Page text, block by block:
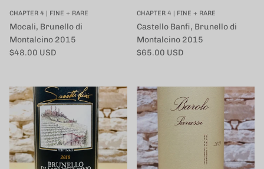
CHAPTER 4 | FINE + RARE
Mocali, Brunello di
Montalcino 2015
定価
$48.00 USD
CHAPTER 4 | FINE + RARE
Castello Banfi, Brunello di
Montalcino 2015
定価
$65.00 USD